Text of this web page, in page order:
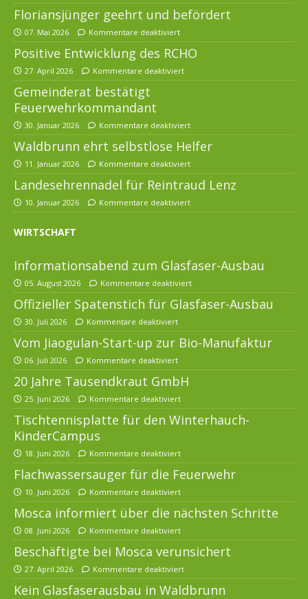
Floriansjünger geehrt und befördert
07. Mai 2026 Kommentare deaktiviert
Positive Entwicklung des RCHO
27. April 2026 Kommentare deaktiviert
Gemeinderat bestätigt
Feuerwehrkommandant
30. Januar 2026 Kommentare deaktiviert
Waldbrunn ehrt selbstlose Helfer
11. Januar 2026 Kommentare deaktiviert
Landesehrennadel für Reintraud Lenz
10. Januar 2026 Kommentare deaktiviert
WIRTSCHAFT
Informationsabend zum Glasfaser-Ausbau
05. August 2026 Kommentare deaktiviert
Offizieller Spatenstich für Glasfaser-Ausbau
30. Juli 2026 Kommentare deaktiviert
Vom Jiaogulan-Start-up zur Bio-Manufaktur
06. Juli 2026 Kommentare deaktiviert
20 Jahre Tausendkraut GmbH
25. Juni 2026 Kommentare deaktiviert
Tischtennisplatte für den Winterhauch-
KinderCampus
18. Juni 2026 Kommentare deaktiviert
Flachwassersauger für die Feuerwehr
10. Juni 2026 Kommentare deaktiviert
Mosca informiert über die nächsten Schritte
08. Juni 2026 Kommentare deaktiviert
Beschäftigte bei Mosca verunsichert
27. April 2026 Kommentare deaktiviert
Kein Glasfaserausbau in Waldbrunn